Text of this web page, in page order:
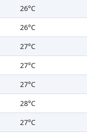
26°C
26°C
27°C
27°C
27°C
28°C
27°C